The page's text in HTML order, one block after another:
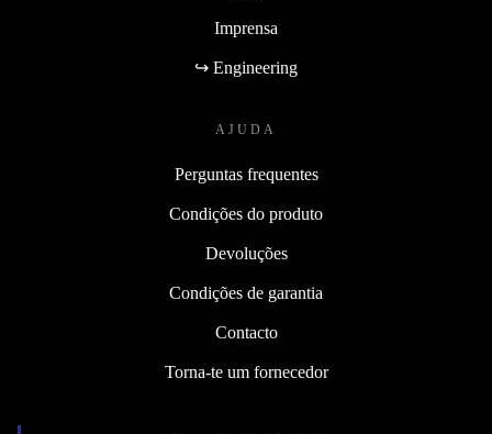
Imprensa
↪ Engineering
AJUDA
Perguntas frequentes
Condições do produto
Devoluções
Condições de garantia
Contacto
Torna-te um fornecedor